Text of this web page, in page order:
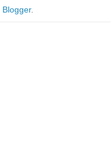
Blogger.